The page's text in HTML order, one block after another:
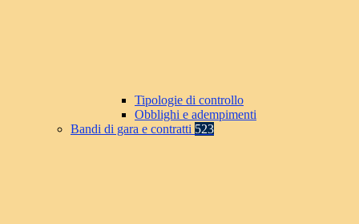
Tipologie di controllo
Obblighi e adempimenti
Bandi di gara e contratti 523